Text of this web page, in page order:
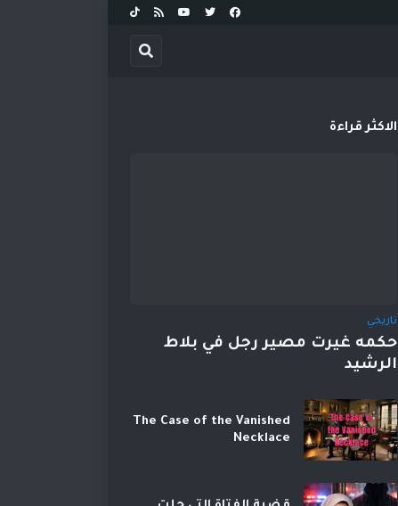
الاكثر قراءة
تاريخي
حكمه غيرت مصير رجل في بلاط
الرشيد
The Case of the Vanished
Necklace